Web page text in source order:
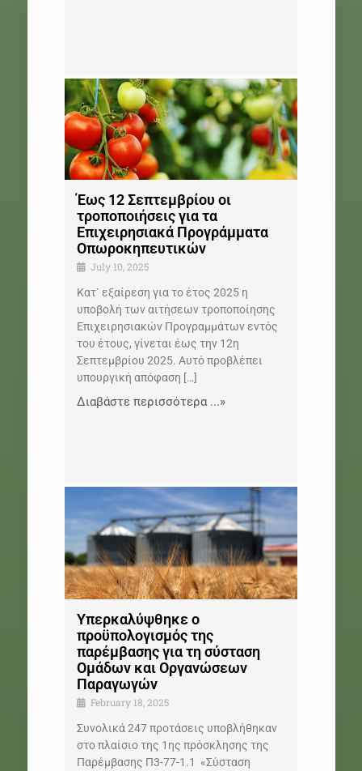
Έως 12 Σεπτεμβρίου οι
τροποποιήσεις για τα
Επιχειρησιακά Προγράμματα
Οπωροκηπευτικών
July 10, 2025
Κατ` εξαίρεση για το έτος 2025 η
υποβολή των αιτήσεων τροποποίησης
Επιχειρησιακών Προγραμμάτων εντός
του έτους, γίνεται έως την 12η
Σεπτεμβρίου 2025. Αυτό προβλέπει
υπουργική απόφαση […]
Διαβάστε περισσότερα ...»
Υπερκαλύψθηκε ο
προϋπολογισμός της
παρέμβασης για τη σύσταση
Ομάδων και Οργανώσεων
Παραγωγών
February 18, 2025
Συνολικά 247 προτάσεις υποβλήθηκαν
στο πλαίσιο της 1ης πρόσκλησης της
Παρέμβασης Π3-77-1.1 «Σύσταση